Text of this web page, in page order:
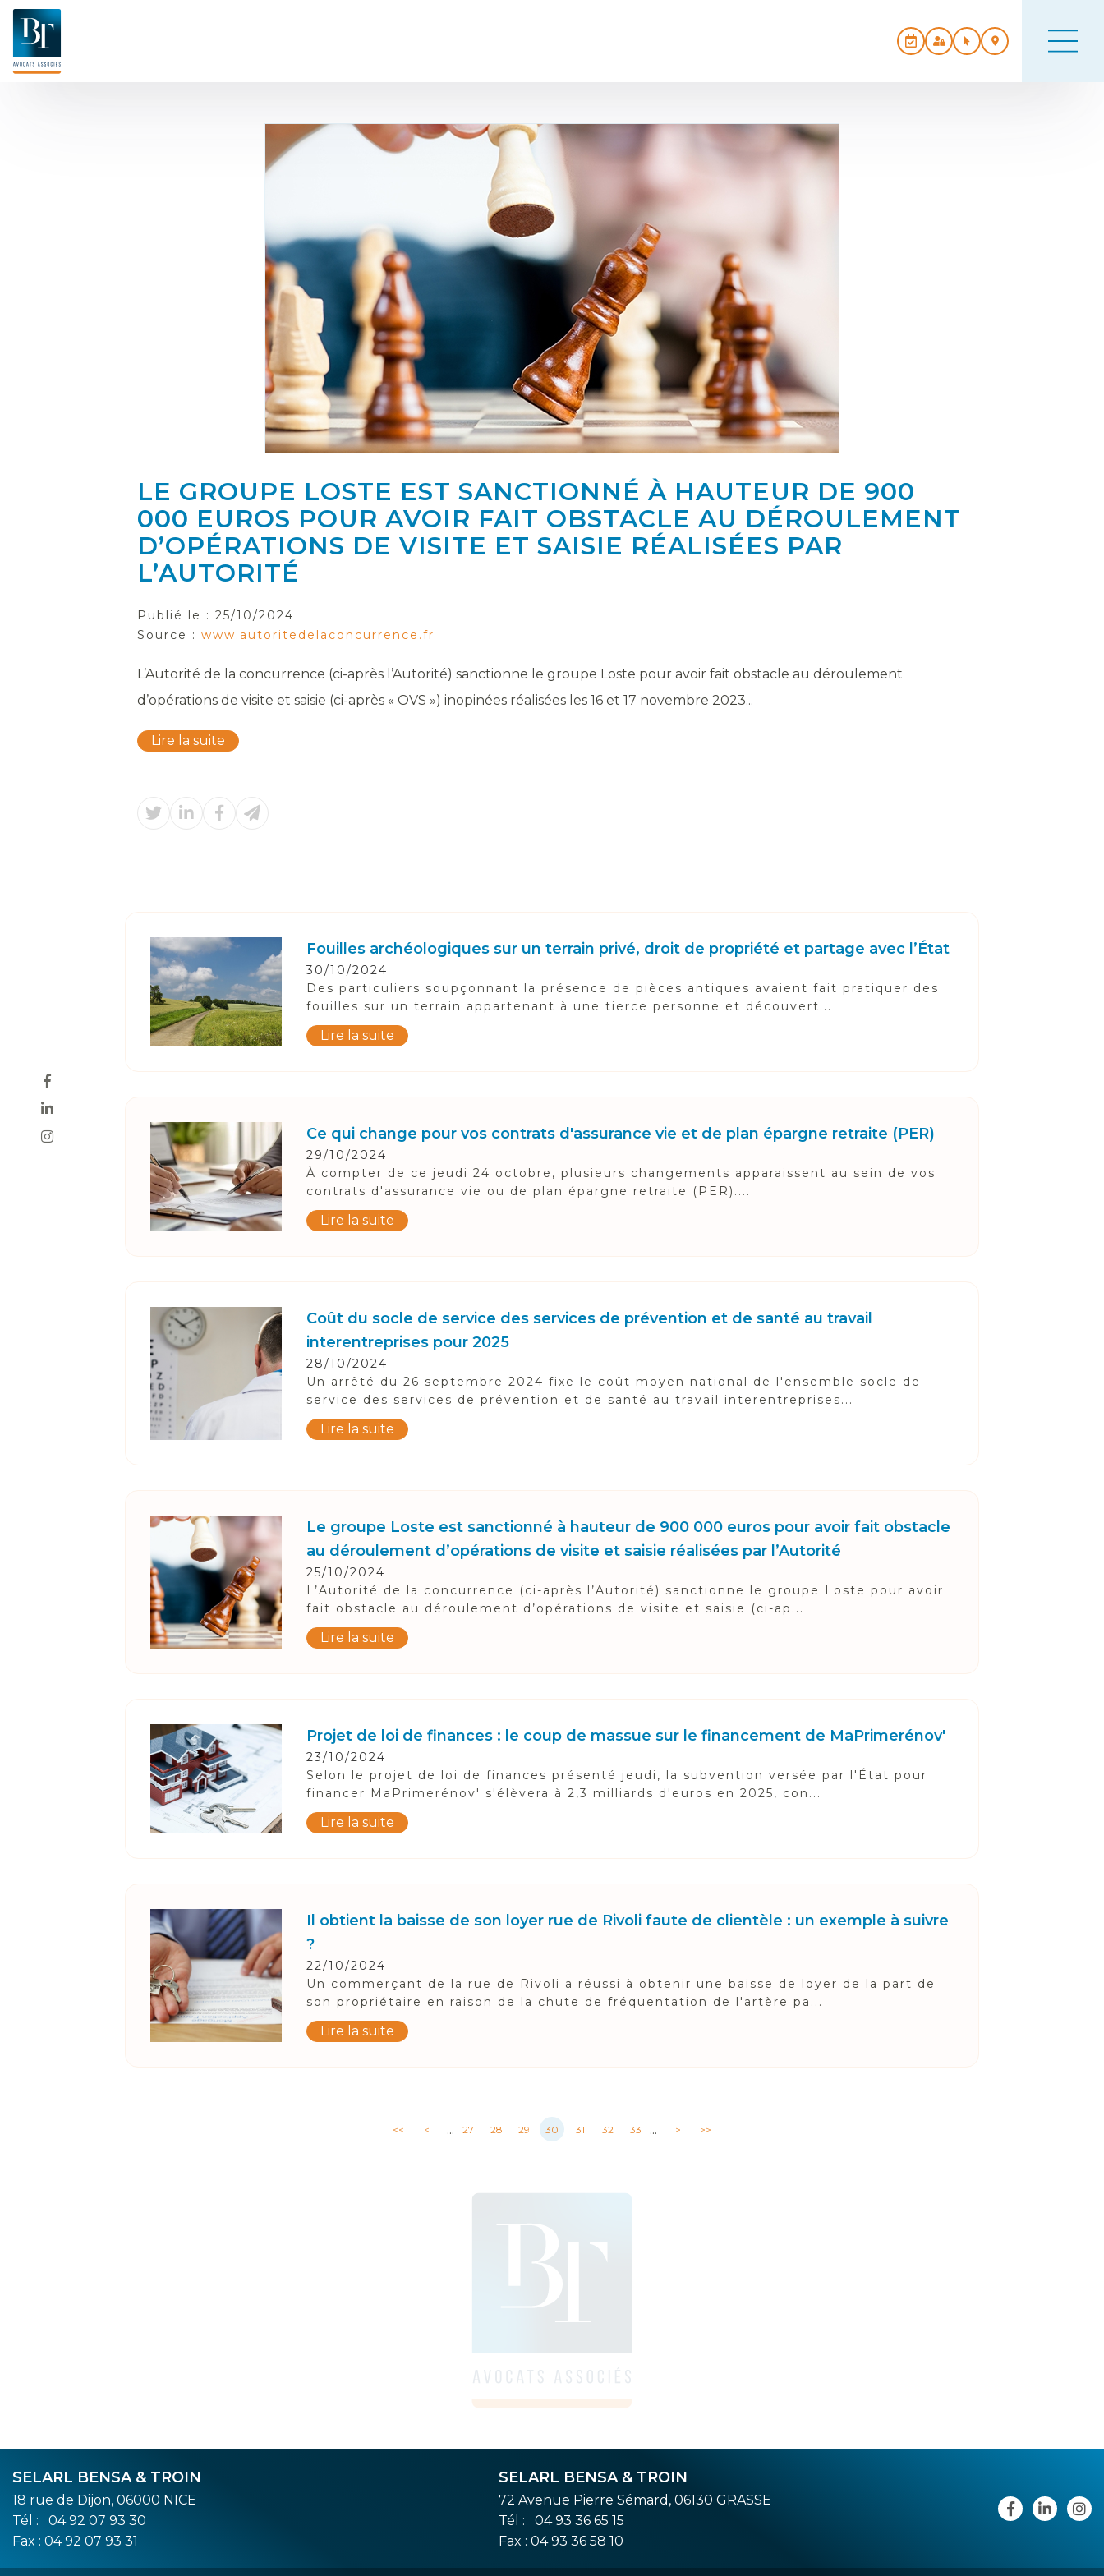
LE GROUPE LOSTE EST SANCTIONNÉ À HAUTEUR DE 900
000 EUROS POUR AVOIR FAIT OBSTACLE AU DÉROULEMENT
D’OPÉRATIONS DE VISITE ET SAISIE RÉALISÉES PAR
L’AUTORITÉ
Publié le : 25/10/2024
Source : www.autoritedelaconcurrence.fr
L’Autorité de la concurrence (ci-après l’Autorité) sanctionne le groupe Loste pour avoir fait obstacle au déroulement
d’opérations de visite et saisie (ci-après « OVS ») inopinées réalisées les 16 et 17 novembre 2023...
Lire la suite
Fouilles archéologiques sur un terrain privé, droit de propriété et partage avec l’État
30/10/2024
Des particuliers soupçonnant la présence de pièces antiques avaient fait pratiquer des
fouilles sur un terrain appartenant à une tierce personne et découvert...
Lire la suite
Ce qui change pour vos contrats d'assurance vie et de plan épargne retraite (PER)
29/10/2024
À compter de ce jeudi 24 octobre, plusieurs changements apparaissent au sein de vos
contrats d'assurance vie ou de plan épargne retraite (PER)....
Lire la suite
Coût du socle de service des services de prévention et de santé au travail
interentreprises pour 2025
28/10/2024
Un arrêté du 26 septembre 2024 fixe le coût moyen national de l'ensemble socle de
service des services de prévention et de santé au travail interentreprises...
Lire la suite
Le groupe Loste est sanctionné à hauteur de 900 000 euros pour avoir fait obstacle
au déroulement d’opérations de visite et saisie réalisées par l’Autorité
25/10/2024
L’Autorité de la concurrence (ci-après l’Autorité) sanctionne le groupe Loste pour avoir
fait obstacle au déroulement d’opérations de visite et saisie (ci-ap...
Lire la suite
Projet de loi de finances : le coup de massue sur le financement de MaPrimerénov'
23/10/2024
Selon le projet de loi de finances présenté jeudi, la subvention versée par l'État pour
financer MaPrimerénov' s'élèvera à 2,3 milliards d'euros en 2025, con...
Lire la suite
Il obtient la baisse de son loyer rue de Rivoli faute de clientèle : un exemple à suivre
?
22/10/2024
Un commerçant de la rue de Rivoli a réussi à obtenir une baisse de loyer de la part de
son propriétaire en raison de la chute de fréquentation de l'artère pa...
Lire la suite
<< < ... 27 28 29 30 31 32 33 ... > >>
SELARL BENSA & TROIN
18 rue de Dijon, 06000 NICE
Tél :
04 92 07 93 30
Fax : 04 92 07 93 31
SELARL BENSA & TROIN
72 Avenue Pierre Sémard, 06130 GRASSE
Tél :
04 93 36 65 15
Fax : 04 93 36 58 10